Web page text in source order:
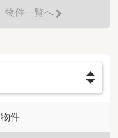
物件一覧へ
物件